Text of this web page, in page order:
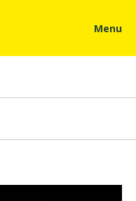
Menu